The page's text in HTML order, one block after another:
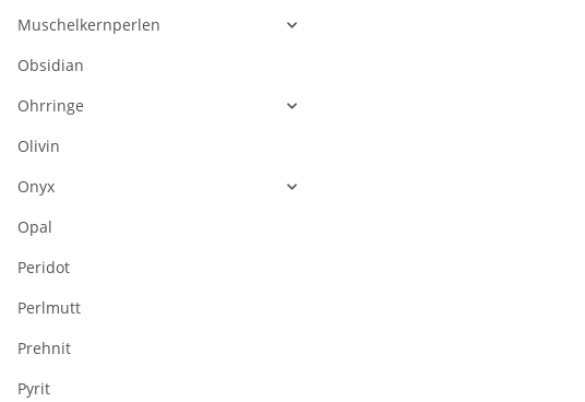
Muschelkernperlen
Obsidian
Ohrringe
Olivin
Onyx
Opal
Peridot
Perlmutt
Prehnit
Pyrit